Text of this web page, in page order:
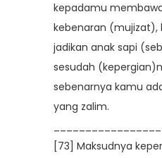
kepadamu
kebenaran (mujizat),
jadikan anak sapi
sesudah
sebenarnya kamu
yang zalim.
[73] Maksudnya